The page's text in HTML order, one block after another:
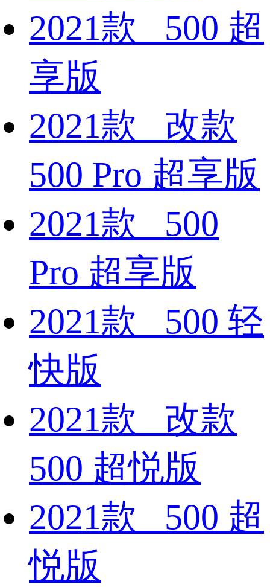
2021款 500 超
享版
2021款 改款
500 Pro 超享版
2021款 500
Pro 超享版
2021款 500 轻
快版
2021款 改款
500 超悦版
2021款 500 超
悦版